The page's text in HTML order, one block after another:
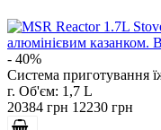
- 40%
Система приготування
г. Об'єм: 1,7 L
20384 грн 12230 грн